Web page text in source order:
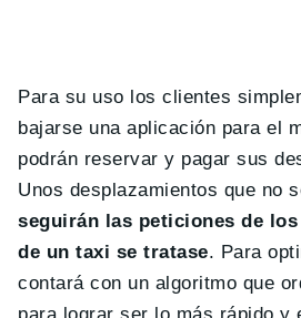
Para su uso los clientes
bajarse una aplicación para el
podrán reservar y pagar sus
Unos desplazamientos que no
seguirán las peticiones de
de un taxi se tratase. Para
contará con un algoritmo que